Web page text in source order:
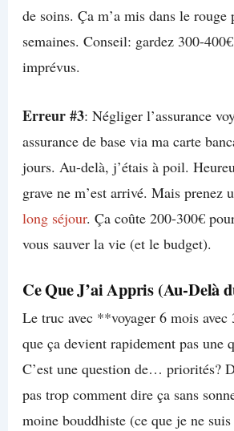
de soins. Ça m’a mis dans le rouge
semaines. Conseil: gardez 300-
imprévus.
Erreur #3: Négliger l’assurance
assurance de base via ma carte
jours. Au-delà, j’étais à poil.
grave ne m’est arrivé. Mais prenez
long séjour. Ça coûte 200-300€
vous sauver la vie (et le budget).
Ce Que J’ai Appris (Au-Delà
Le truc avec **voyager 6 mois avec
que ça devient rapidement pas une
C’est une question de… priorités?
pas trop comment dire ça sans
moine bouddhiste (ce que je ne